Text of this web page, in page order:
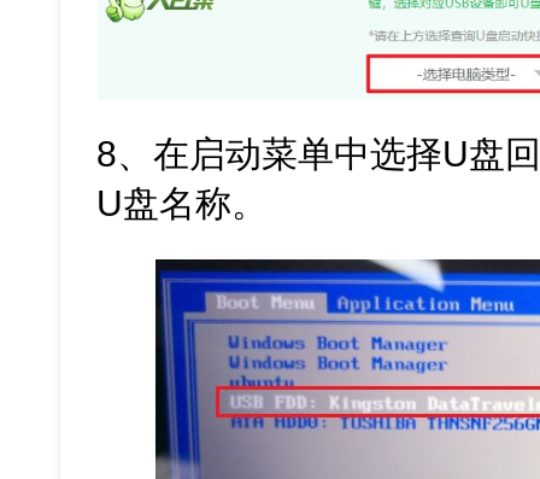
8、在启动菜单中选择U盘
U盘名称。